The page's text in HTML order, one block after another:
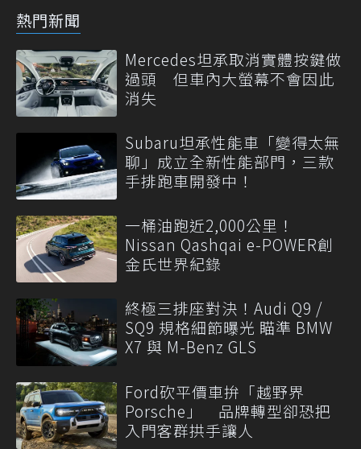
熱門新聞
Mercedes坦承取消實體按鍵做
過頭 但車內大螢幕不會因此
消失
Subaru坦承性能車「變得太無
聊」成立全新性能部門，三款
手排跑車開發中！
一桶油跑近2,000公里！
Nissan Qashqai e-POWER創
金氏世界紀錄
終極三排座對決！Audi Q9 /
SQ9 規格細節曝光 瞄準 BMW
X7 與 M-Benz GLS
Ford砍平價車拚「越野界
Porsche」 品牌轉型卻恐把
入門客群拱手讓人